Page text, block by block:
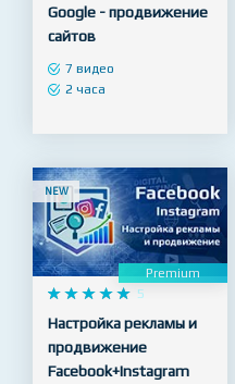
Google - продвижение
сайтов
7 видео
2 часа
NEW
Premium
    
     5
Настройка рекламы и
продвижение
Facebook+Instagram